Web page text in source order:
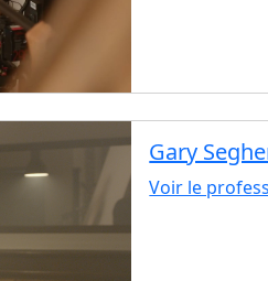
Gary
Voir le